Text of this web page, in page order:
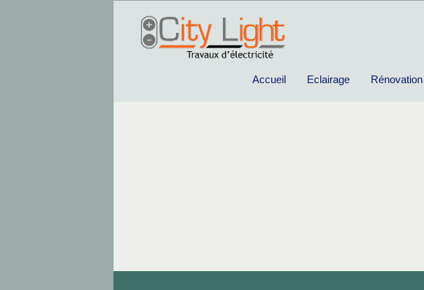
Accueil Eclairage Rénovation